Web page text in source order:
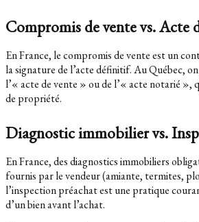
Compromis de vente vs. Acte
En France, le compromis de vente est un
la signature de l’acte définitif. Au Québec,
l’« acte de vente » ou de l’« acte notarié
de propriété.
Diagnostic immobilier vs.
En France, des diagnostics immobiliers
fournis par le vendeur (amiante, termites,
l’inspection préachat est une pratique
d’un bien avant l’achat.